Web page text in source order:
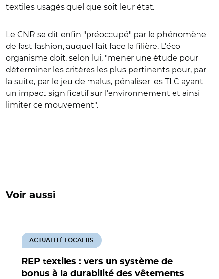
textiles usagés quel que soit leur état.
Le CNR se dit enfin "préoccupé" par le phénomène
de fast fashion, auquel fait face la filière. L’éco-
organisme doit, selon lui, "mener une étude pour
déterminer les critères les plus pertinents pour, par
la suite, par le jeu de malus, pénaliser les TLC ayant
un impact significatif sur l’environnement et ainsi
limiter ce mouvement".
Voir aussi
REP textiles : vers un système de
bonus à la durabilité des vêtements
ACTUALITÉ LOCALTIS